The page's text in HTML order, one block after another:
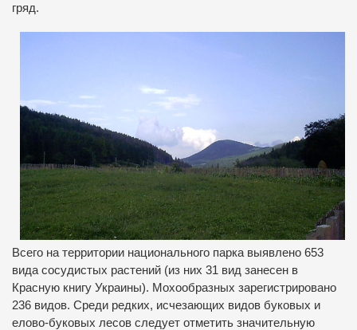
гряд.
Всего на территории национального парка выявлено 653
вида сосудистых растений (из них 31 вид занесен в
Красную книгу Украины). Мохообразных зарегистрировано
236 видов. Среди редких, исчезающих видов буковых и
елово-буковых лесов следует отметить значительную